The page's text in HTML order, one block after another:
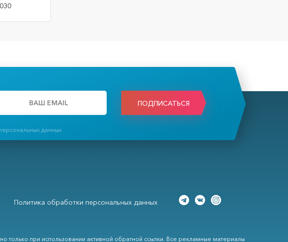
ПОДПИСАТЬСЯ
данных
Политика обработки персональных данных
при использовании активной обратной ссылки. Все рекламные материалы